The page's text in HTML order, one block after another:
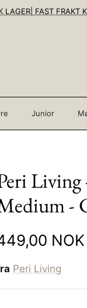
LAGER| FAST FRAKT
Junior
Living
-
NOK
Peri Living